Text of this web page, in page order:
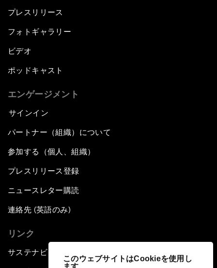
このウェブサイトはCookieを使用し
ます
プレスリリース
フォトギャラリー
ビデオ
ポッドキャスト
エンゲージメント
サインイン
パートナー（組織）について
参加する（個人、組織）
プレスリリース登録
ニュースレター購読
連絡先 (英語のみ)
リンク
サステナビリティへの取り組み